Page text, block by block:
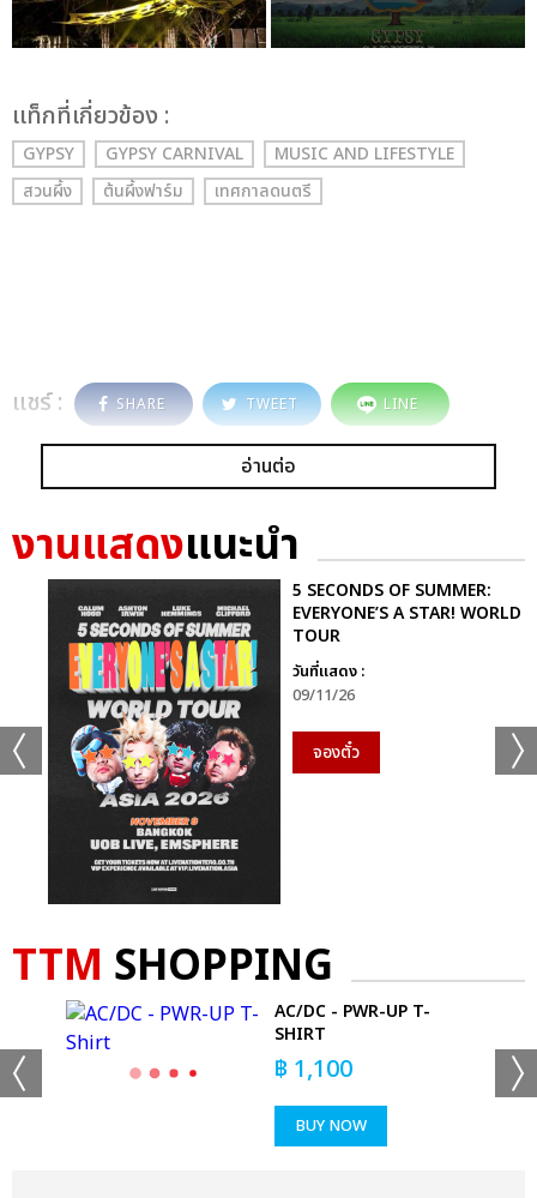
เเท็กที่เกี่ยวข้อง :
GYPSY GYPSY CARNIVAL
MUSIC AND LIFESTYLE
สวนผึ้ง
ต้นผึ้งฟาร์ม เทศกาลดนตรี
แชร์ : SHARE TWEET LINE
อ่านต่อ
งานแสดงแนะนำ
5 SECONDS OF SUMMER:
EVERYONE’S A STAR! WORLD
TOUR
วันที่แสดง :
09/11/26
จองตั๋ว
TTM SHOPPING
AC/DC - PWR-UP T-
SHIRT
฿ 1,100
BUY NOW